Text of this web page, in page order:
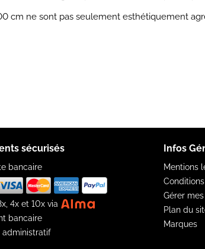
cm ne sont pas seulement esthétiquement
sécurisés
bancaire
4x et 10x via
bancaire
administratif
Infos
Mentions
Gérer
Plan du
Marques